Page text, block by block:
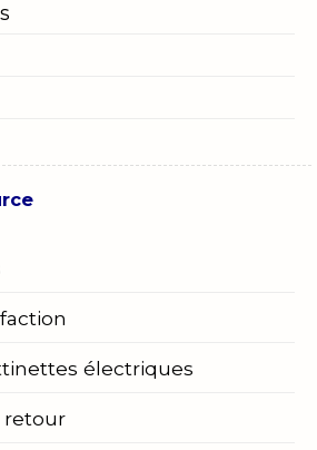
électriques
retour